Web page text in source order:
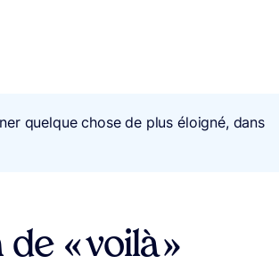
quelque chose de plus éloigné, dans
« voilà »